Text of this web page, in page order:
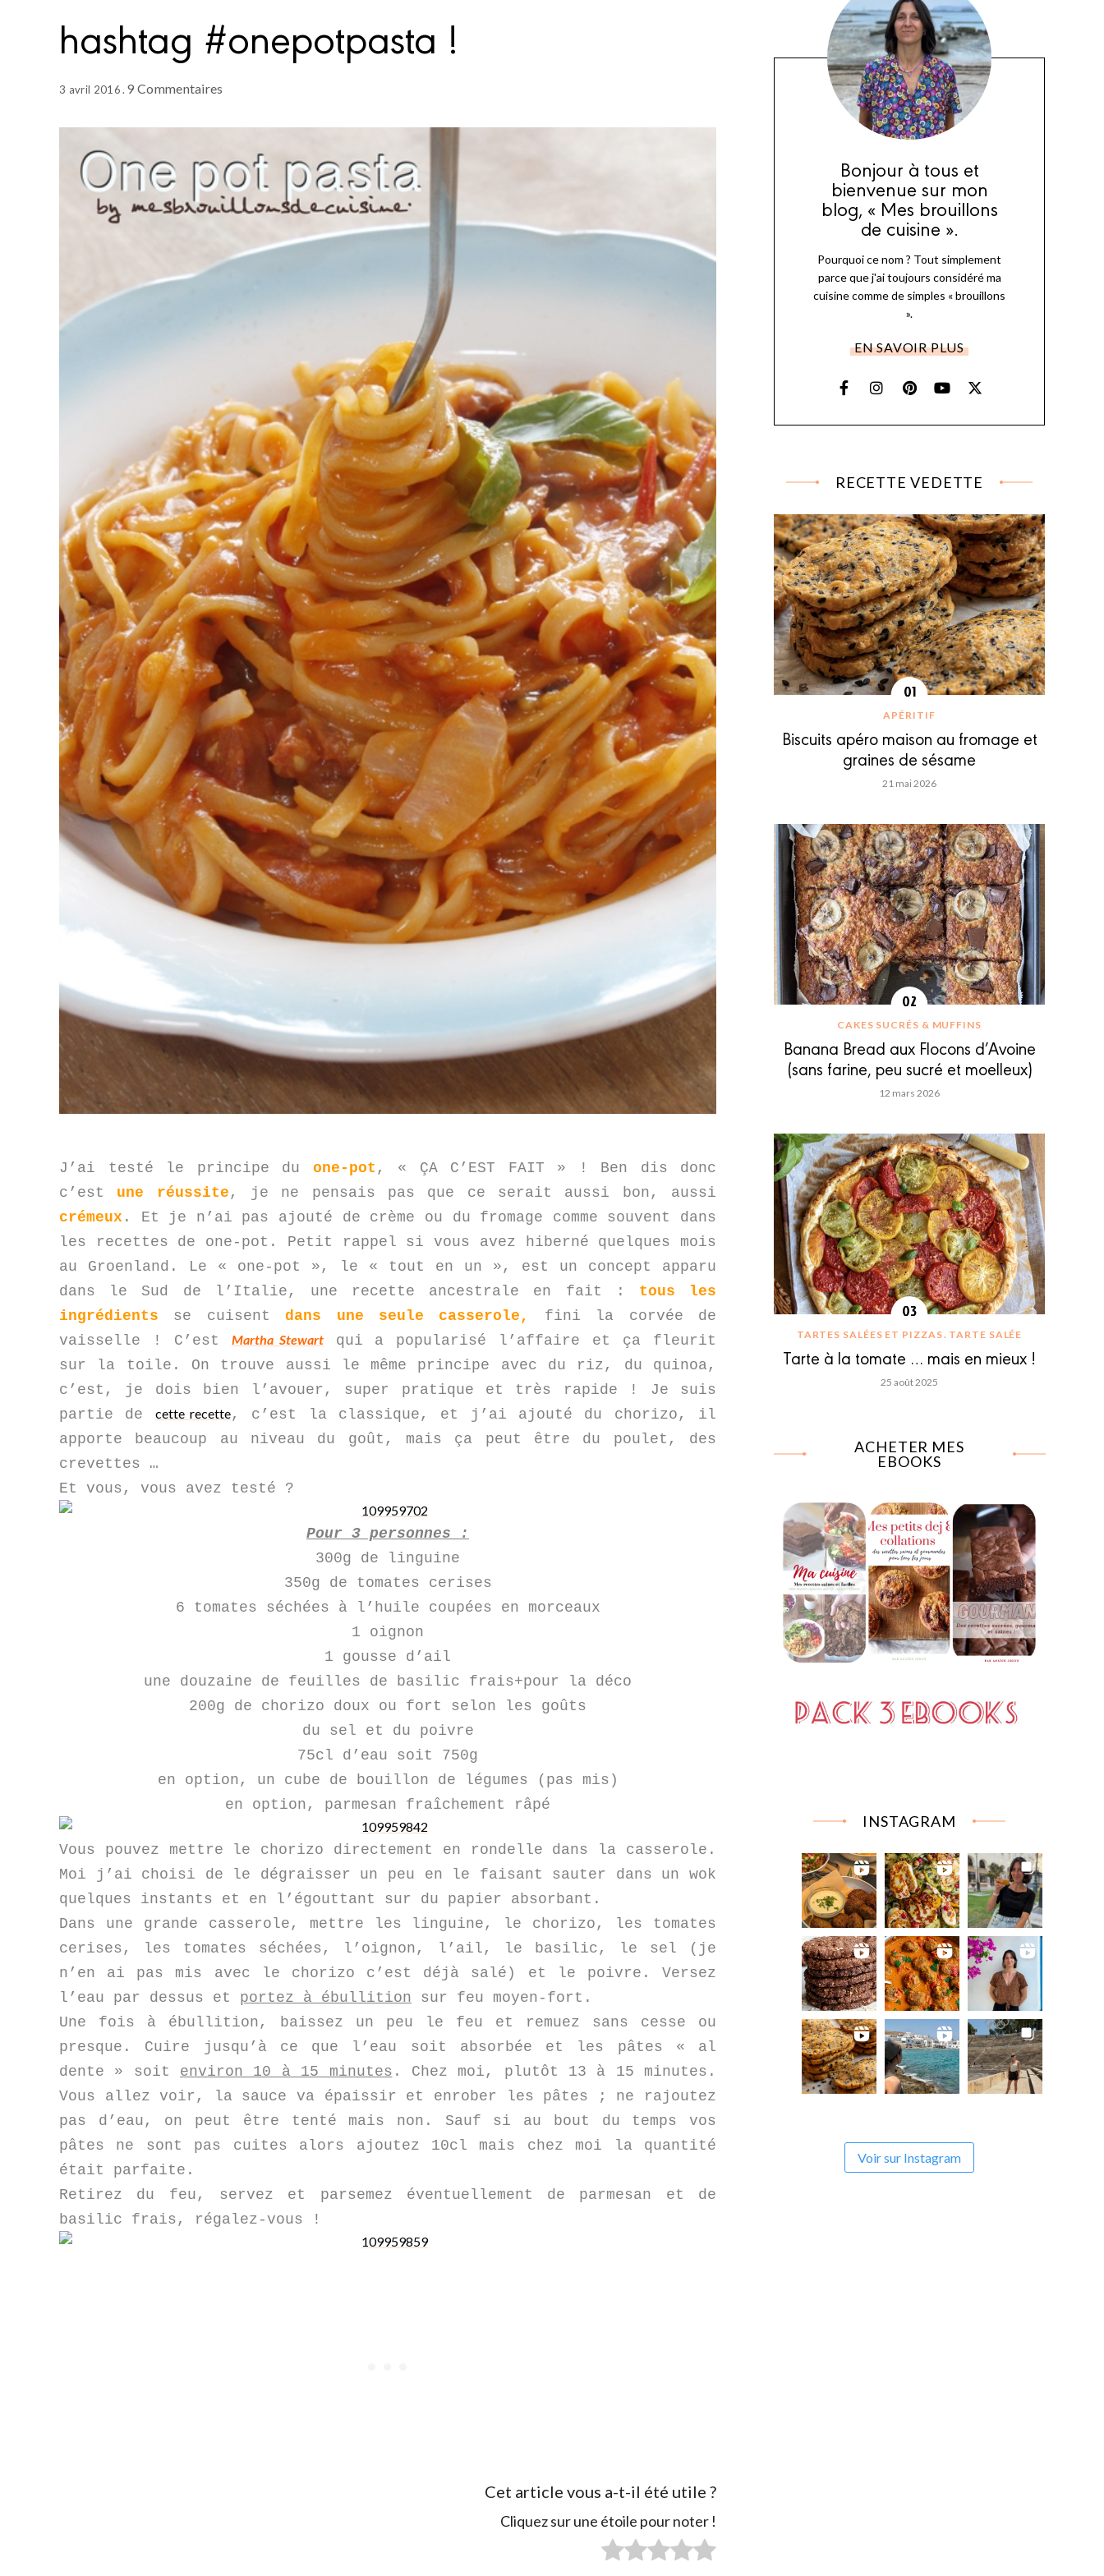
hashtag #onepotpasta !
3 avril 2016 9 Commentaires
J’ai testé le principe du one-pot , « ÇA C’EST FAIT » ! Ben dis donc
c’est une réussite , je ne pensais pas que ce serait aussi bon, aussi
crémeux . Et je n’ai pas ajouté de crème ou du fromage comme souvent dans
les recettes de one-pot. Petit rappel si vous avez hiberné quelques mois
au Groenland. Le « one-pot », le « tout en un », est un concept apparu
dans le Sud de l’Italie, une recette ancestrale en fait : tous les
ingrédients se cuisentdans une seule casserole, fini la corvée de
vaisselle !
C’est Martha Stewartqui a popularisé l’affaire et ça fleurit
sur la toile. On trouve aussi le même principe avec du riz, du quinoa,
c’est, je dois bien l’avouer, super pratique et très rapide ! Je suis
partie de cette recette, c’est la classique, et j’ai ajouté du chorizo, il
apporte beaucoup au niveau du goût, mais ça peut être du poulet, des
crevettes …
Et vous, vous avez testé ?
Pour 3 personnes :
300g de linguine
350g de tomates cerises
6 tomates séchées à l’huile coupées en morceaux
1 oignon
1 gousse d’ail
une douzaine de feuilles de basilic frais+pour la déco
200g de chorizo doux ou fort selon les goûts
du sel et du poivre
75cl d’eau soit 750g
en option, un cube de bouillon de légumes (pas mis)
en option, parmesan fraîchement râpé
Vous pouvez mettre le chorizo directement en rondelle dans la casserole.
Moi j’ai choisi de le dégraisser un peu en le faisant sauter dans un wok
quelques instants et en l’égouttant sur du papier absorbant.
Dans une grande casserole, mettre les linguine, le chorizo, les tomates
cerises, les tomates séchées, l’oignon, l’ail, le basilic, le sel (je
n’en ai pas mis avec le chorizo c’est déjà salé) et le poivre. Versez
l’eau par dessus et portez à ébullition sur feu moyen-fort.
Une fois à ébullition, baissez un peu le feu et remuez sans cesse ou
presque. Cuire jusqu’à ce que l’eau soit absorbée et les pâtes « al
dente » soit environ 10 à 15 minutes . Chez moi, plutôt 13 à 15 minutes.
Vous allez voir, la sauce va épaissir et enrober les pâtes ; ne rajoutez
pas d’eau, on peut être tenté mais non. Sauf si au bout du temps vos
pâtes ne sont pas cuites alors ajoutez 10cl mais chez moi la quantité
était parfaite.
Retirez du feu, servez et parsemez éventuellement de parmesan et de
basilic frais, régalez-vous !
Cet article vous a-t-il été utile ?
Cliquez sur une étoile pour noter !
Bonjour à tous et
bienvenue sur mon
blog, « Mes brouillons
de cuisine ».
Pourquoi ce nom ? Tout simplement
parce que j'ai toujours considéré ma
cuisine comme de simples « brouillons
».
EN SAVOIR PLUS
RECETTE VEDETTE
APÉRITIF
Biscuits apéro maison au fromage et
graines de sésame
21 mai 2026
CAKES SUCRÉS & MUFFINS
Banana Bread aux Flocons d’Avoine
(sans farine, peu sucré et moelleux)
12 mars 2026
TARTES SALÉES ET PIZZAS TARTE SALÉE
Tarte à la tomate … mais en mieux !
25 août 2025
ACHETER MES
EBOOKS
INSTAGRAM
Voir sur Instagram